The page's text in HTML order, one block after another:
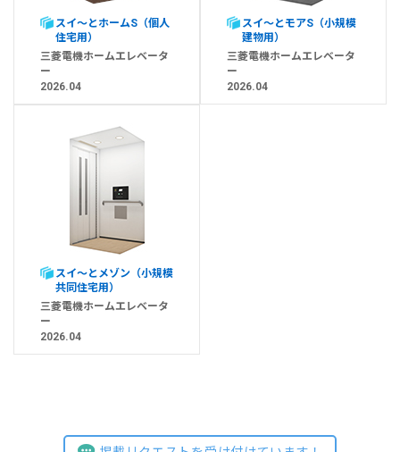
スイ～とホームS（個人
住宅用）
三菱電機ホームエレベータ
ー
2026.04
スイ～とモアS（小規模
建物用）
三菱電機ホームエレベータ
ー
2026.04
スイ～とメゾン（小規模
共同住宅用）
三菱電機ホームエレベータ
ー
2026.04